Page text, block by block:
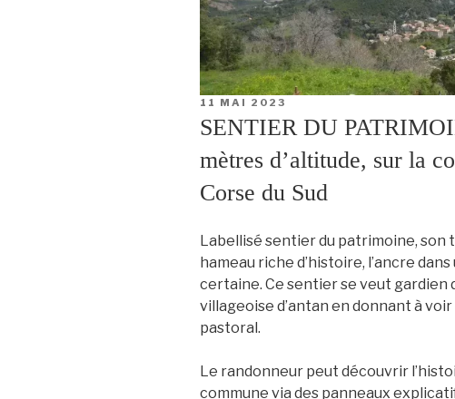
PUBLIÉ
11 MAI 2023
SENTIER DU
mètres d’altitude, sur la
Corse du Sud
Labellisé sentier du patrimoine,
hameau riche d’histoire, l’ancre
certaine. Ce sentier se veut gardien
villageoise d’antan en donnant à
pastoral.
Le randonneur peut découvrir
commune via des panneaux